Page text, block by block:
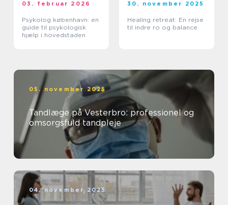
03. februar 2026
Psykolog københavn: en
guide til psykologisk
hjælp i hovedstaden
30. november 2025
Healing retreat: En rejse
til indre ro og balance
05. november 2025
Tandlæge på Vesterbro: professionel og
omsorgsfuld tandpleje
04. november 2025